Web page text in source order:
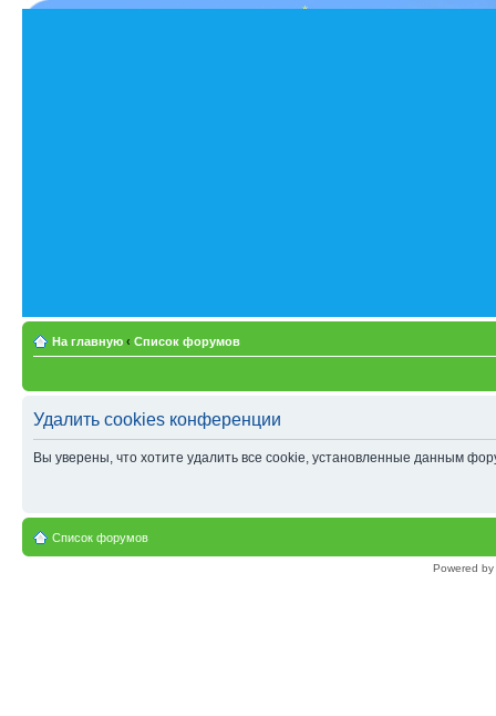
На главную ‹ Список форумов
Удалить cookies конференции
Вы уверены, что хотите удалить все cookie, установленные данным
Список форумов
Powered by